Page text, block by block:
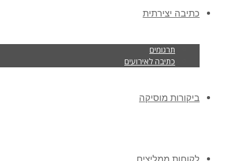
כתיבה יצירתית
תרגומים
כתיבה לאירועים
ביקורות מוסיקה
לקוחות ממליצים